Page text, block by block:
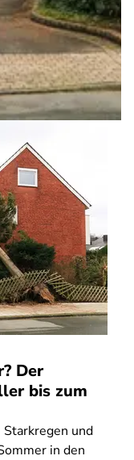
Der
bis zum
und
in den